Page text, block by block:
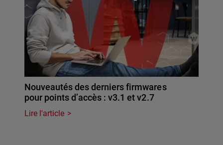
Nouveautés des derniers firmwares
pour points d’accès : v3.1 et v2.7
Lire l'article